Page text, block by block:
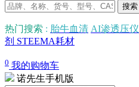
搜索
热门搜索 : 胎牛血清 AI渗透压仪
剂 STEEMA耗材
0 我的购物车
诺先生手机版